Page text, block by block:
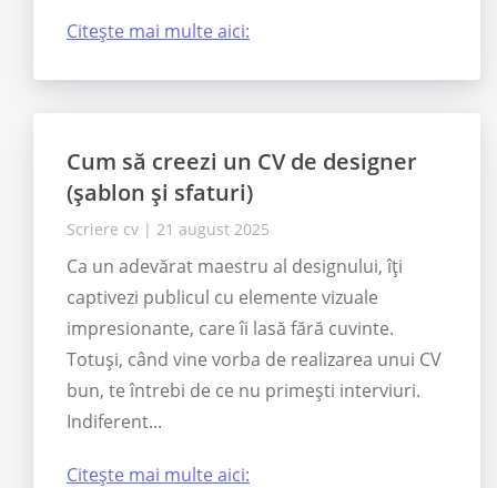
Citește mai multe aici:
Cum să creezi un CV de designer
(șablon și sfaturi)
Scriere cv | 21 august 2025
Ca un adevărat maestru al designului, îți
captivezi publicul cu elemente vizuale
impresionante, care îi lasă fără cuvinte.
Totuși, când vine vorba de realizarea unui CV
bun, te întrebi de ce nu primești interviuri.
Indiferent...
Citește mai multe aici: